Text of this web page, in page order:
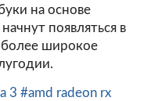
на основе
появляться в
более широкое
3 #amd radeon rx